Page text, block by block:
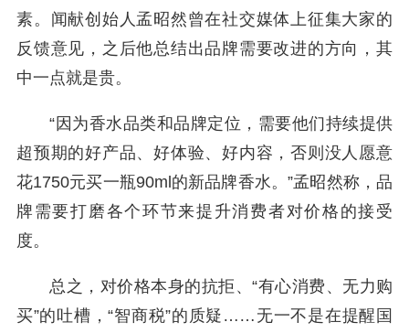
素。闻献创始人孟昭然曾在社交媒体上征集大家的
反馈意见，之后他总结出品牌需要改进的方向，其
中一点就是贵。
“因为香水品类和品牌定位，需要他们持续提供
超预期的好产品、好体验、好内容，否则没人愿意
花1750元买一瓶90ml的新品牌香水。”孟昭然称，品
牌需要打磨各个环节来提升消费者对价格的接受
度。
总之，对价格本身的抗拒、“有心消费、无力购
买”的吐槽，“智商税”的质疑……无一不是在提醒国